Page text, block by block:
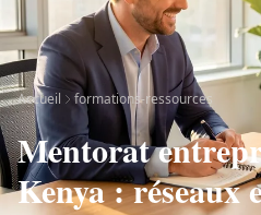
Accueil formations-ressources
Mentorat
Kenya : réseaux